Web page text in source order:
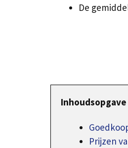
De
Inhoudsopgave
Prijzen